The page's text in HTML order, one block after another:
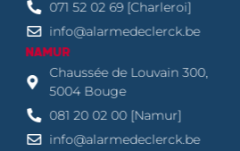
071 52 02 69 [Charleroi]
info@alarmedeclerck.be
NAMUR
Chaussée de Louvain 300,
5004 Bouge
081 20 02 00 [Namur]
info@alarmedeclerck.be